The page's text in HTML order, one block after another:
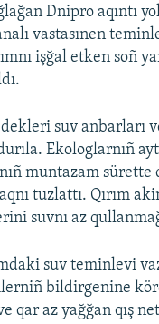
Dnipro aqıntı
vastasınen
işğal etken soñ
suv anbarları
Ekologlarnıñ
muntazam sürette
tuzlattı. Qırım
suvnı az
suv teminlevi
bildirgenine
qar az yağğan qış